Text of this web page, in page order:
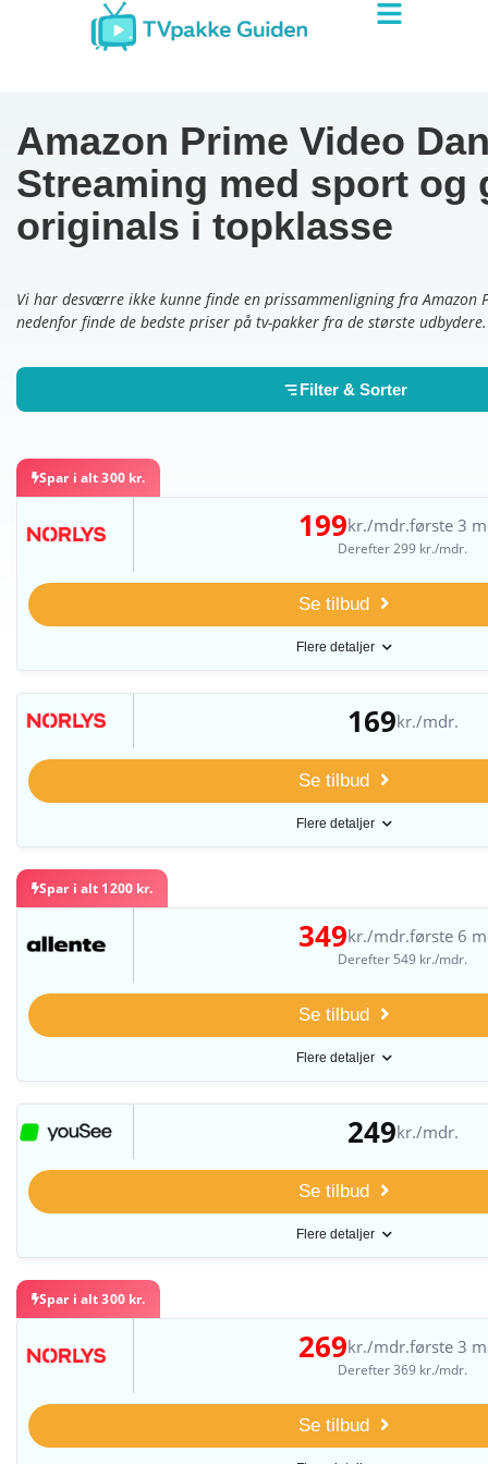
Amazon Prime Video
Streaming med sport og
originals i topklasse
Vi har desværre ikke kunne finde en prissammenligning fra Amazon
nedenfor finde de bedste priser på tv-pakker fra de største udbydere.
Filter & Sorter
Spar i alt 300 kr.
199kr./mdr.første 3
Derefter 299 kr./mdr.
Se tilbud
Flere detaljer
169kr./mdr.
Se tilbud
Flere detaljer
Spar i alt 1200 kr.
349kr./mdr.første 6
Derefter 549 kr./mdr.
Se tilbud
Flere detaljer
249kr./mdr.
Se tilbud
Flere detaljer
Spar i alt 300 kr.
269kr./mdr.første 3
Derefter 369 kr./mdr.
Se tilbud